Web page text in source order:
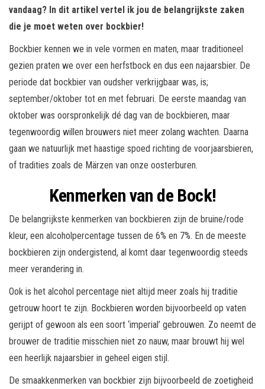
vandaag? In dit artikel vertel ik jou de belangrijkste zaken
die je moet weten over bockbier!
Bockbier kennen we in vele vormen en maten, maar traditioneel
gezien praten we over een herfstbock en dus een najaarsbier. De
periode dat bockbier van oudsher verkrijgbaar was, is;
september/oktober tot en met februari. De eerste maandag van
oktober was oorspronkelijk dé dag van de bockbieren, maar
tegenwoordig willen brouwers niet meer zolang wachten. Daarna
gaan we natuurlijk met haastige spoed richting de voorjaarsbieren,
of tradities zoals de Märzen van onze oosterburen.
Kenmerken van de Bock!
De belangrijkste kenmerken van bockbieren zijn de bruine/rode
kleur, een alcoholpercentage tussen de 6% en 7%. En de meeste
bockbieren zijn ondergistend, al komt daar tegenwoordig steeds
meer verandering in.
Ook is het alcohol percentage niet altijd meer zoals hij traditie
getrouw hoort te zijn. Bockbieren worden bijvoorbeeld op vaten
gerijpt of gewoon als een soort ‘imperial’ gebrouwen. Zo neemt de
brouwer de traditie misschien niet zo nauw, maar brouwt hij wel
een heerlijk najaarsbier in geheel eigen stijl.
De smaakkenmerken van bockbier zijn bijvoorbeeld de zoetigheid